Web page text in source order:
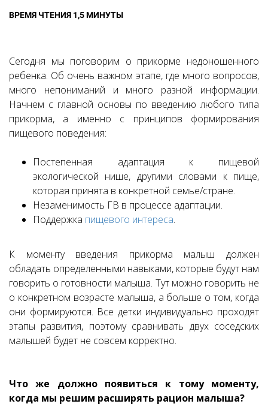
ВРЕМЯ ЧТЕНИЯ 1,5 МИНУТЫ
Сегодня мы поговорим о прикорме недоношенного
ребенка. Об очень важном этапе, где много вопросов,
много непониманий и много разной информации.
Начнем с главной основы по введению любого типа
прикорма, а именно с принципов формирования
пищевого поведения:
Постепенная адаптация к пищевой
экологической нише, другими словами к пище,
которая принята в конкретной семье/стране.
Незаменимость ГВ в процессе адаптации.
Поддержка пищевого интереса.
К моменту введения прикорма малыш должен
обладать определенными навыками, которые будут нам
говорить о готовности малыша. Тут можно говорить не
о конкретном возрасте малыша, а больше о том, когда
они формируются. Все детки индивидуально проходят
этапы развития, поэтому сравнивать двух соседских
малышей будет не совсем корректно.
Что же должно появиться к тому моменту,
когда мы решим расширять рацион малыша?